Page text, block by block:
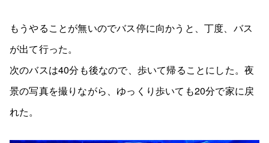
もうやることが無いのでバス停に向かうと、丁度、バス
が出て行った。
次のバスは40分も後なので、歩いて帰ることにした。夜
景の写真を撮りながら、ゆっくり歩いても20分で家に戻
れた。